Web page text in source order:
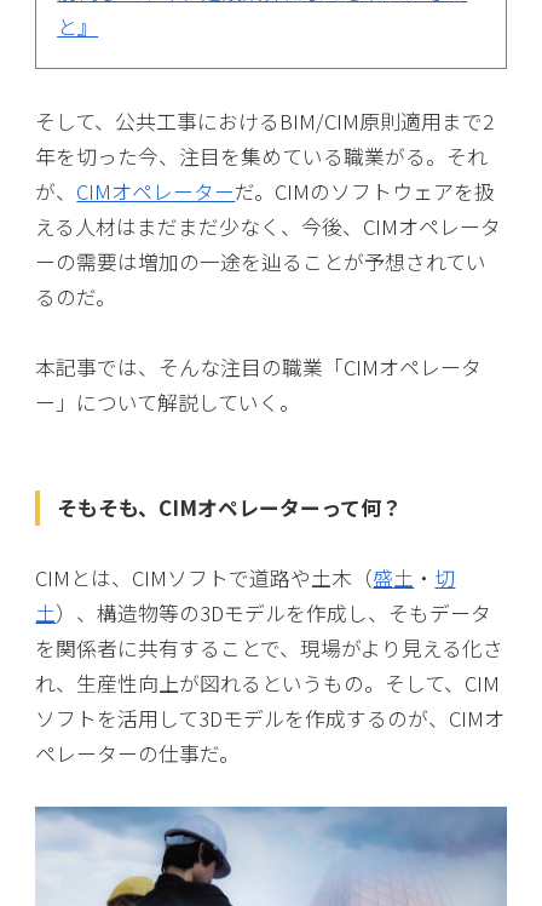
と』
そして、公共工事におけるBIM/CIM原則適用まで2
年を切った今、注目を集めている職業がる。それ
が、 CIMオペレーターだ。CIMのソフトウェアを扱
える人材はまだまだ少なく、今後、CIMオペレータ
ーの需要は増加の一途を辿ることが予想されてい
るのだ。
本記事では、そんな注目の職業「CIMオペレータ
ー」について解説していく。
そもそも、CIMオペレーターって何？
CIMとは、CIMソフトで道路や土木（盛土 ・ 切
土）、構造物等の3Dモデルを作成し、そもデータ
を関係者に共有することで、現場がより見える化さ
れ、生産性向上が図れるというもの。そして、CIM
ソフトを活用して3Dモデルを作成するのが、CIMオ
ペレーターの仕事だ。